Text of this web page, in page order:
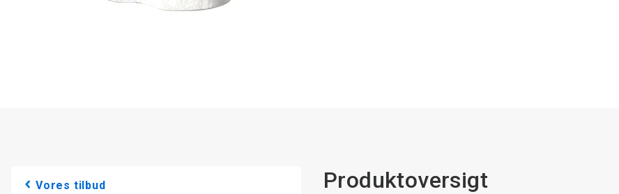
Vores tilbud Produktoversigt